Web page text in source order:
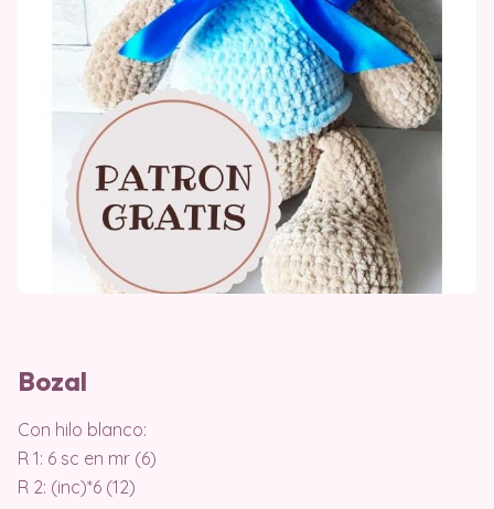
Bozal
Con hilo blanco:
R 1: 6 sc en mr (6)
R 2: (inc)*6 (12)